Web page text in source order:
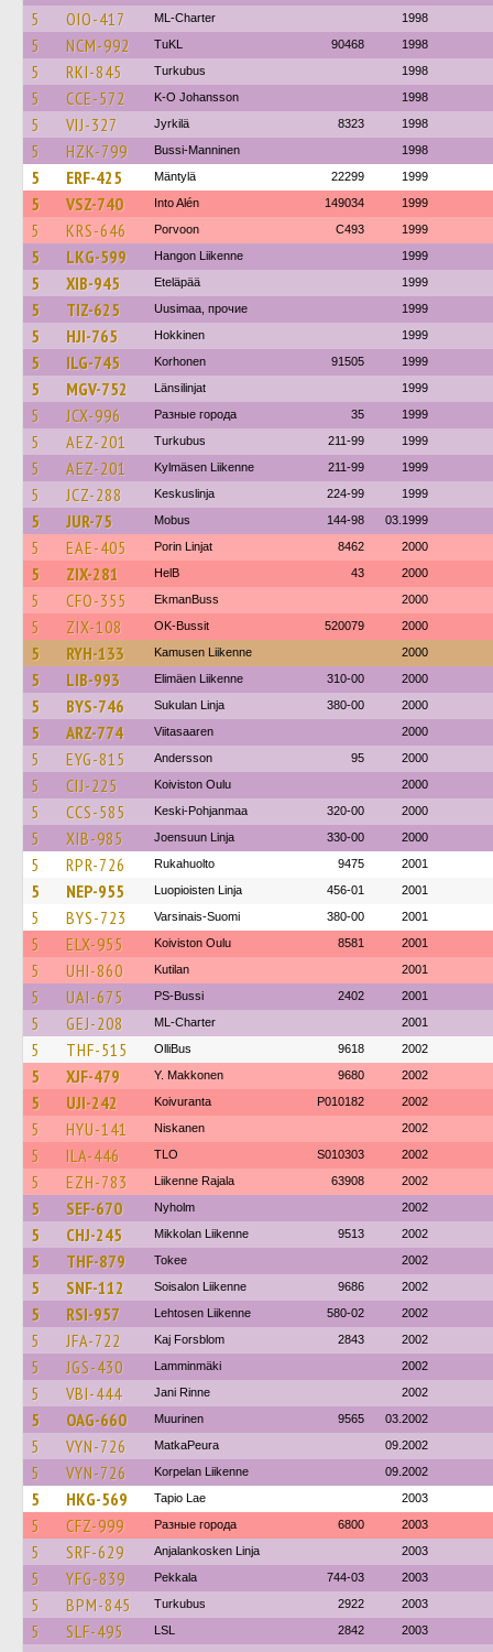
5 OIO-417 ML-Charter 1998
5 NCM-992 TuKL 90468 1998
5 RKI-845 Turkubus 1998
5 CCE-572 K-O Johansson 1998
5 VIJ-327 Jyrkilä 8323 1998
5 HZK-799 Bussi-Manninen 1998
5 ERF-425 Mäntylä 22299 1999
5 VSZ-740 Into Alén 149034 1999
5 KRS-646 Porvoon C493 1999
5 LKG-599 Hangon Liikenne 1999
5 XIB-945 Eteläpää 1999
5 TIZ-625 Uusimaa, прочие 1999
5 HJI-765 Hokkinen 1999
5 ILG-745 Korhonen 91505 1999
5 MGV-752 Länsilinjat 1999
5 JCX-996 Разные города 35 1999
5 AEZ-201 Turkubus 211-99 1999
5 AEZ-201 Kylmäsen Liikenne 211-99 1999
5 JCZ-288 Keskuslinja 224-99 1999
5 JUR-75 Mobus 144-98 03.1999
5 EAE-405 Porin Linjat 8462 2000
5 ZIX-281 HelB 43 2000
5 CFO-355 EkmanBuss 2000
5 ZIX-108 OK-Bussit 520079 2000
5 RYH-133 Kamusen Liikenne 2000
5 LIB-993 Elimäen Liikenne 310-00 2000
5 BYS-746 Sukulan Linja 380-00 2000
5 ARZ-774 Viitasaaren 2000
5 EYG-815 Andersson 95 2000
5 CIJ-225 Koiviston Oulu 2000
5 CCS-585 Keski-Pohjanmaa 320-00 2000
5 XIB-985 Joensuun Linja 330-00 2000
5 RPR-726 Rukahuolto 9475 2001
5 NEP-955 Luopioisten Linja 456-01 2001
5 BYS-723 Varsinais-Suomi 380-00 2001
5 ELX-955 Koiviston Oulu 8581 2001
5 UHI-860 Kutilan 2001
5 UAI-675 PS-Bussi 2402 2001
5 GEJ-208 ML-Charter 2001
5 THF-515 OlliBus 9618 2002
5 XJF-479 Y. Makkonen 9680 2002
5 UJI-242 Koivuranta P010182 2002
5 HYU-141 Niskanen 2002
5 ILA-446 TLO S010303 2002
5 EZH-783 Liikenne Rajala 63908 2002
5 SEF-670 Nyholm 2002
5 CHJ-245 Mikkolan Liikenne 9513 2002
5 THF-879 Tokee 2002
5 SNF-112 Soisalon Liikenne 9686 2002
5 RSI-957 Lehtosen Liikenne 580-02 2002
5 JFA-722 Kaj Forsblom 2843 2002
5 JGS-430 Lamminmäki 2002
5 VBI-444 Jani Rinne 2002
5 OAG-660 Muurinen 9565 03.2002
5 VYN-726 MatkaPeura 09.2002
5 VYN-726 Korpelan Liikenne 09.2002
5 HKG-569 Tapio Lae 2003
5 CFZ-999 Разные города 6800 2003
5 SRF-629 Anjalankosken Linja 2003
5 YFG-839 Pekkala 744-03 2003
5 BPM-845 Turkubus 2922 2003
5 SLF-495 LSL 2842 2003